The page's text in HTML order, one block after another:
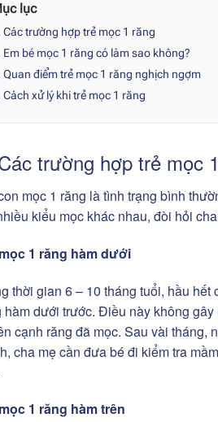
lục
Các trường hợp trẻ mọc 1 răng
Em bé mọc 1 răng có làm sao không?
Quan điểm trẻ mọc 1 răng nghịch ngợm
Cách xử lý khi trẻ mọc 1 răng
trường hợp trẻ mọc
mọc 1 răng là tình trạng bình
kiểu mọc khác nhau, đòi hỏi
1 răng hàm dưới
thời gian 6 – 10 tháng tuổi, hầu
hàm dưới trước. Điều này không
cạnh răng đã mọc. Sau vài tháng,
cha mẹ cần đưa bé đi kiểm tra
1 răng hàm trên